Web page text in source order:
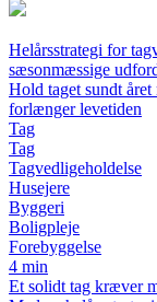
Helårsstrategi for
sæsonmæssige
Hold taget sundt
forlænger levetiden
Tag
Tag
Tagvedligeholdelse
Husejere
Byggeri
Boligpleje
Forebyggelse
4 min
Et solidt tag kræver